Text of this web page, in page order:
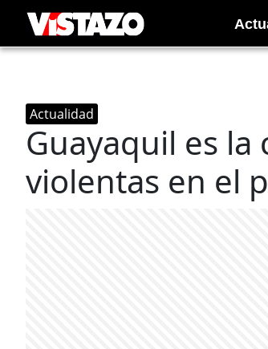
Actualidad
Guayaquil es
violentas en el